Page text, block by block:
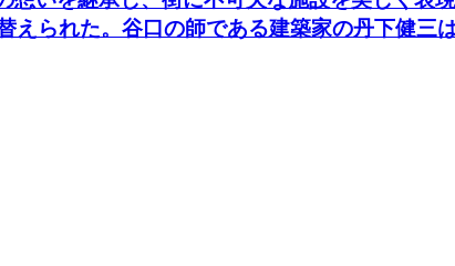
えられた。谷口の師である建築家の丹下健三